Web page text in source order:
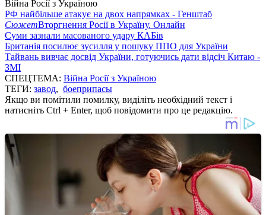
Війна Росії з Україною
РФ найбільше атакує на двох напрямках - Генштаб
СюжетВторгнення Росії в Україну. Онлайн
Суми зазнали масованого удару КАБів
Британія посилює зусилля у пошуку ППО для України
Тайвань вивчає досвід України, готуючись дати відсіч Китаю -
ЗМІ
СПЕЦТЕМА: Війна Росії з Україною
ТЕГИ: завод, боеприпасы
Якщо ви помітили помилку, виділіть необхідний текст і
натисніть Ctrl + Enter, щоб повідомити про це редакцію.